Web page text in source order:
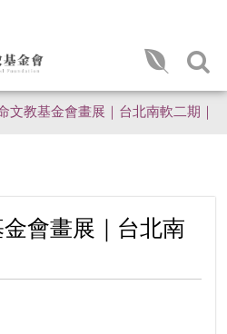
文教基金會畫展｜台北南軟二期｜
會畫展｜台北南